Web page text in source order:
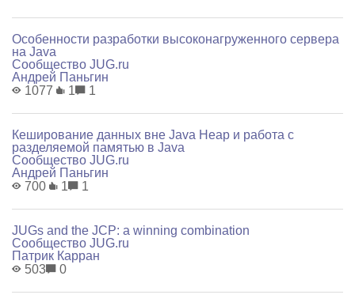
Особенности разработки высоконагруженного сервера
на Java
Сообщество JUG.ru
Андрей Паньгин
1077
1 1
Кеширование данных вне Java Heap и работа с
разделяемой памятью в Java
Сообщество JUG.ru
Андрей Паньгин
700
1 1
JUGs and the JCP: a winning combination
Сообщество JUG.ru
Патрик Карран
503
0